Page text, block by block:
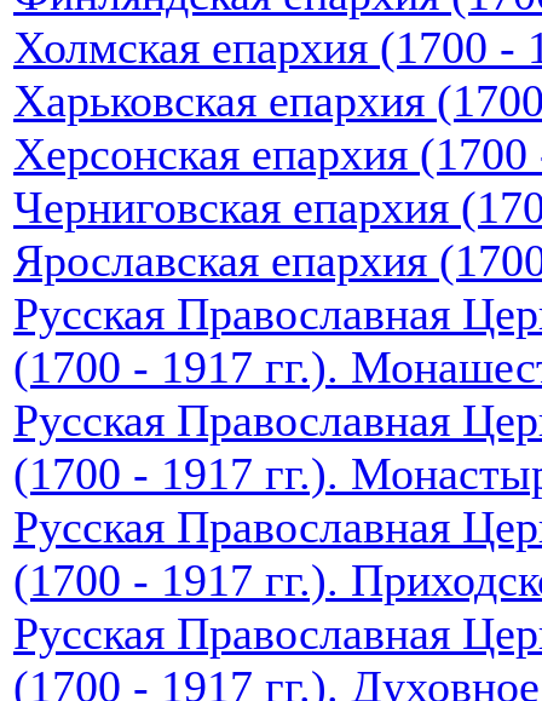
Холмская епархия (1700 -
Харьковская епархия
Херсонская епархия (1700
Черниговская епархия
Ярославская епархия
Русская Православная
(1700 - 1917 гг.).
Русская Православная
(1700 - 1917 гг.).
Русская Православная
(1700 - 1917 гг.).
Русская Православная
(1700 - 1917 гг.).